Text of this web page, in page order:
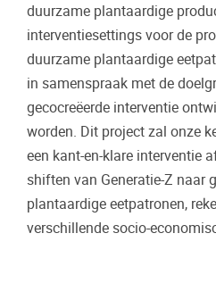
duurzame plantaardige
interventiesettings voor de
duurzame plantaardige
in samenspraak met de
gecocreëerde interventie
worden. Dit project zal onze
een kant-en-klare interventie
shiften van Generatie-Z naar
plantaardige eetpatronen,
verschillende socio-